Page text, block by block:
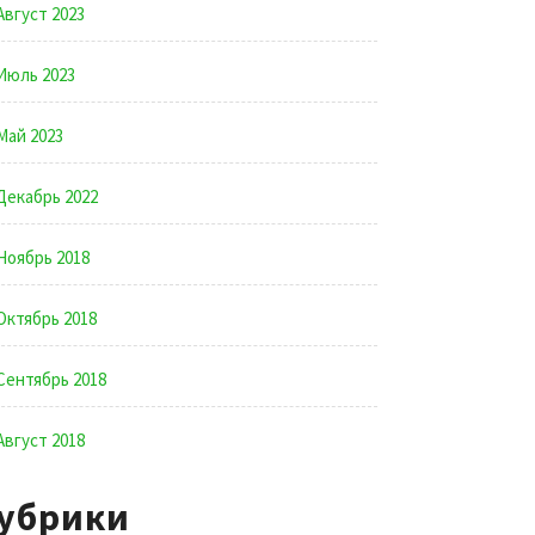
2023
2023
2023
2022
2018
2018
2018
2018